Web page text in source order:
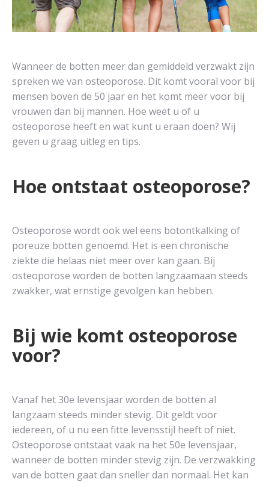
Wanneer de botten meer dan gemiddeld verzwakt zijn
spreken we van osteoporose. Dit komt vooral voor bij
mensen boven de 50 jaar en het komt meer voor bij
vrouwen dan bij mannen. Hoe weet u of u
osteoporose heeft en wat kunt u eraan doen? Wij
geven u graag uitleg en tips.
Hoe ontstaat osteoporose?
Osteoporose wordt ook wel eens botontkalking of
poreuze botten genoemd. Het is een chronische
ziekte die helaas niet meer over kan gaan. Bij
osteoporose worden de botten langzaamaan steeds
zwakker, wat ernstige gevolgen kan hebben.
Bij wie komt osteoporose
voor?
Vanaf het 30e levensjaar worden de botten al
langzaam steeds minder stevig. Dit geldt voor
iedereen, of u nu een fitte levensstijl heeft of niet.
Osteoporose ontstaat vaak na het 50e levensjaar,
wanneer de botten minder stevig zijn. De verzwakking
van de botten gaat dan sneller dan normaal. Het kan